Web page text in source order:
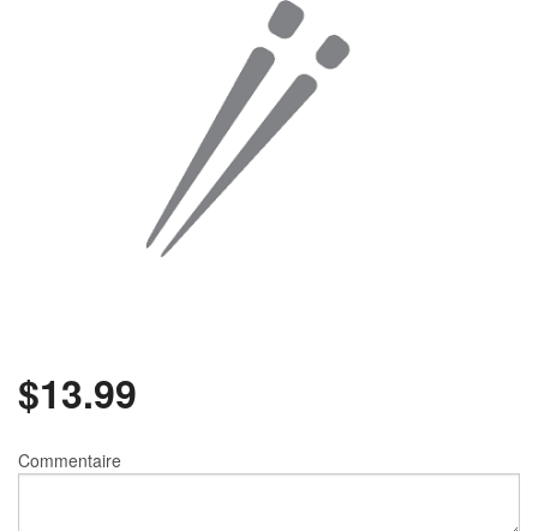
$13.99
Commentaire